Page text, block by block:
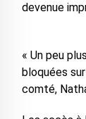
devenue
« Un peu
bloquées
comté,